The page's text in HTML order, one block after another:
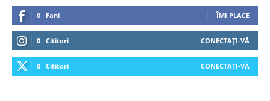
0 Fani ÎMI PLACE
0 Cititori CONECTAȚI-VĂ
0 Cititori CONECTAȚI-VĂ